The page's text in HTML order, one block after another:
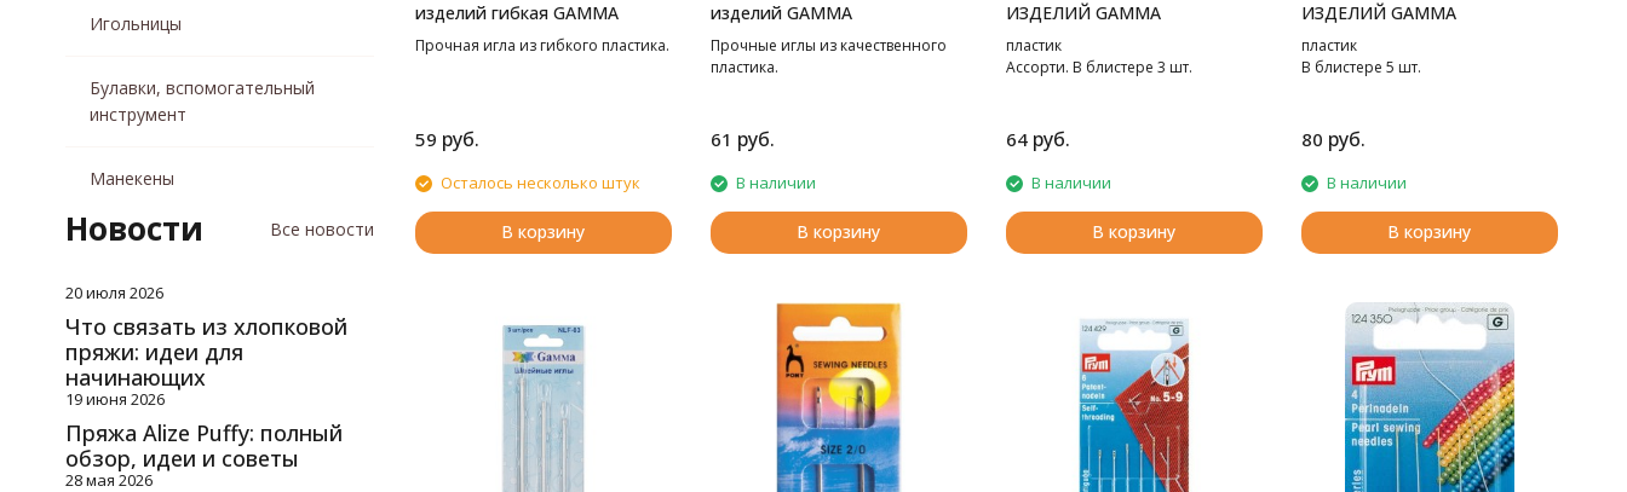
изделий гибкая GAMMA
Прочная игла из гибкого пластика.
59 руб.
Осталось несколько штук
В корзину
изделий GAMMA
Прочные иглы из качественного
пластика.
61 руб.
В наличии
В корзину
ИЗДЕЛИЙ GAMMA
пластик
Ассорти. В блистере 3 шт.
64 руб.
В наличии
В корзину
ИЗДЕЛИЙ GAMMA
пластик
В блистере 5 шт.
80 руб.
В наличии
В корзину
Игольницы
Булавки, вспомогательный
инструмент
Манекены
Новости Все новости
20 июля 2026
Что связать из хлопковой
пряжи: идеи для
начинающих
19 июня 2026
Пряжа Alize Puffy: полный
обзор, идеи и советы
28 мая 2026